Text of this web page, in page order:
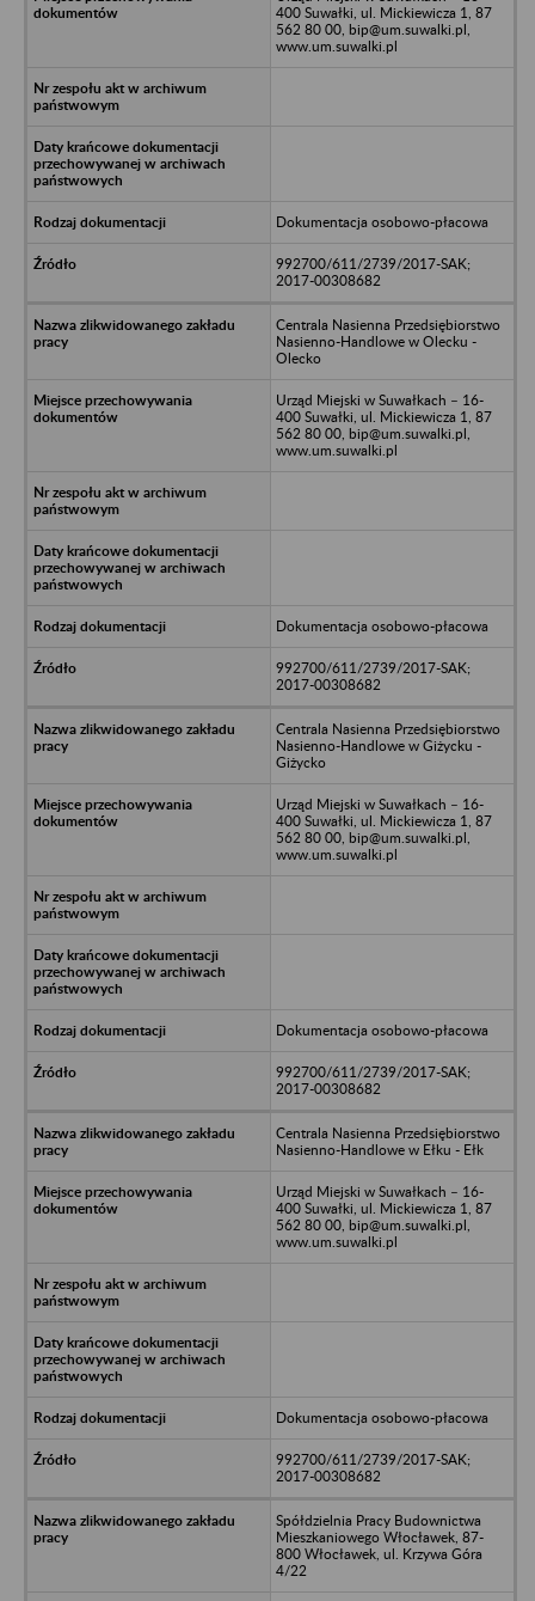
400 Suwałki, ul. Mickiewicza 1, 87
562 80 00, bip@um.suwalki.pl,
www.um.suwalki.pl
Dokumentacja osobowo-płacowa
992700/611/2739/2017-SAK;
2017-00308682
Centrala Nasienna Przedsiębiorstwo
Nasienno-Handlowe w Olecku -
Olecko
Urząd Miejski w Suwałkach – 16-
400 Suwałki, ul. Mickiewicza 1, 87
562 80 00, bip@um.suwalki.pl,
www.um.suwalki.pl
Dokumentacja osobowo-płacowa
992700/611/2739/2017-SAK;
2017-00308682
Centrala Nasienna Przedsiębiorstwo
Nasienno-Handlowe w Giżycku -
Giżycko
Urząd Miejski w Suwałkach – 16-
400 Suwałki, ul. Mickiewicza 1, 87
562 80 00, bip@um.suwalki.pl,
www.um.suwalki.pl
Dokumentacja osobowo-płacowa
992700/611/2739/2017-SAK;
2017-00308682
Centrala Nasienna Przedsiębiorstwo
Nasienno-Handlowe w Ełku - Ełk
Urząd Miejski w Suwałkach – 16-
400 Suwałki, ul. Mickiewicza 1, 87
562 80 00, bip@um.suwalki.pl,
www.um.suwalki.pl
Dokumentacja osobowo-płacowa
992700/611/2739/2017-SAK;
2017-00308682
Spółdzielnia Pracy Budownictwa
Mieszkaniowego Włocławek, 87-
800 Włocławek, ul. Krzywa Góra
4/22